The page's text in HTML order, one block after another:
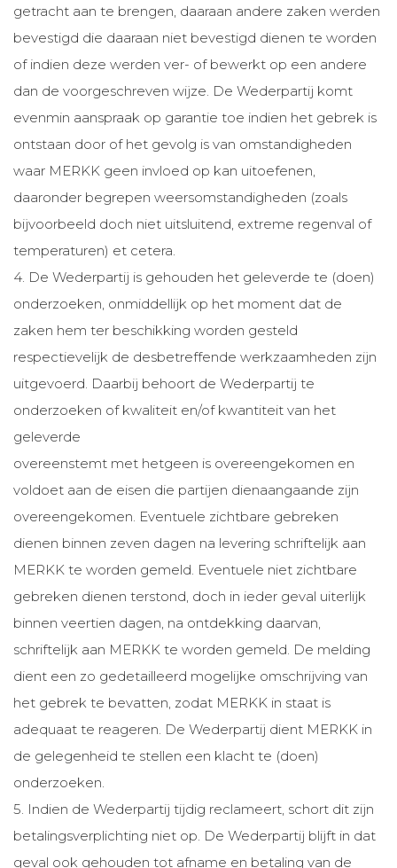
getracht aan te brengen, daaraan andere zaken werden
bevestigd die daaraan niet bevestigd dienen te worden
of indien deze werden ver- of bewerkt op een andere
dan de voorgeschreven wijze. De Wederpartij komt
evenmin aanspraak op garantie toe indien het gebrek is
ontstaan door of het gevolg is van omstandigheden
waar MERKK geen invloed op kan uitoefenen,
daaronder begrepen weersomstandigheden (zoals
bijvoorbeeld doch niet uitsluitend, extreme regenval of
temperaturen) et cetera.
4. De Wederpartij is gehouden het geleverde te (doen)
onderzoeken, onmiddellijk op het moment dat de
zaken hem ter beschikking worden gesteld
respectievelijk de desbetreffende werkzaamheden zijn
uitgevoerd. Daarbij behoort de Wederpartij te
onderzoeken of kwaliteit en/of kwantiteit van het
geleverde
overeenstemt met hetgeen is overeengekomen en
voldoet aan de eisen die partijen dienaangaande zijn
overeengekomen. Eventuele zichtbare gebreken
dienen binnen zeven dagen na levering schriftelijk aan
MERKK te worden gemeld. Eventuele niet zichtbare
gebreken dienen terstond, doch in ieder geval uiterlijk
binnen veertien dagen, na ontdekking daarvan,
schriftelijk aan MERKK te worden gemeld. De melding
dient een zo gedetailleerd mogelijke omschrijving van
het gebrek te bevatten, zodat MERKK in staat is
adequaat te reageren. De Wederpartij dient MERKK in
de gelegenheid te stellen een klacht te (doen)
onderzoeken.
5. Indien de Wederpartij tijdig reclameert, schort dit zijn
betalingsverplichting niet op. De Wederpartij blijft in dat
geval ook gehouden tot afname en betaling van de